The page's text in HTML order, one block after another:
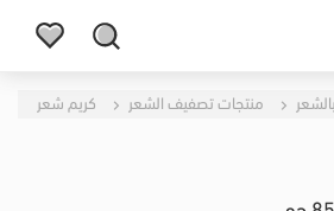
منتجات تصفيف الشعر كريم شعر